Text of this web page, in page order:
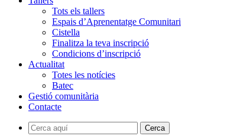
Tots els tallers
Espais d’Aprenentatge Comunitari
Cistella
Finalitza la teva inscripció
Condicions d’inscripció
Actualitat
Totes les notícies
Batec
Gestió comunitària
Contacte